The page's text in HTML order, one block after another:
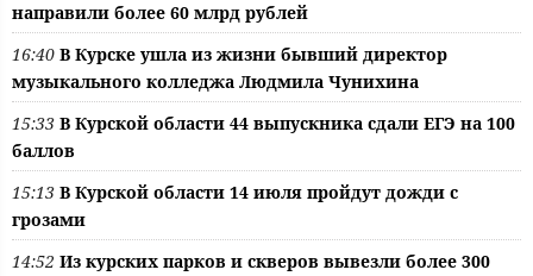
направили более 60 млрд рублей
16:40 В Курске ушла из жизни бывший директор
музыкального колледжа Людмила Чунихина
15:33 В Курской области 44 выпускника сдали ЕГЭ на 100
баллов
15:13 В Курской области 14 июля пройдут дожди с
грозами
14:52 Из курских парков и скверов вывезли более 300